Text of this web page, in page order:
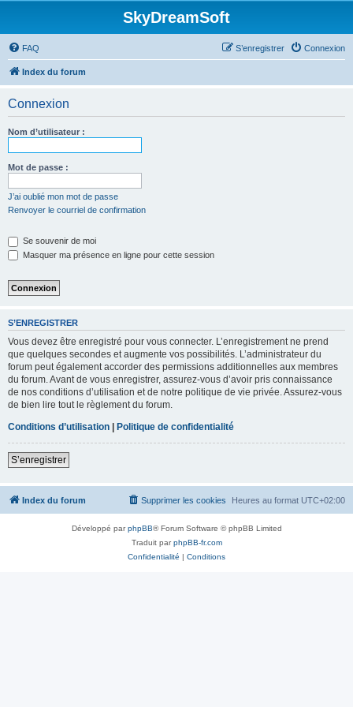
SkyDreamSoft
FAQ Connexion
S’enregistrer
Index du forum
Connexion
Nom d’utilisateur :
Mot de passe :
J’ai oublié mon mot de passe
Renvoyer le courriel de confirmation
Se souvenir de moi
Masquer ma présence en ligne pour cette session
S’ENREGISTRER
Vous devez être enregistré pour vous connecter. L’enregistrement ne prend
que quelques secondes et augmente vos possibilités. L’administrateur du
forum peut également accorder des permissions additionnelles aux membres
du forum. Avant de vous enregistrer, assurez-vous d’avoir pris connaissance
de nos conditions d’utilisation et de notre politique de vie privée. Assurez-vous
de bien lire tout le règlement du forum.
Conditions d’utilisation | Politique de confidentialité
S’enregistrer
Index du forum Heures au format UTC+02:00
Supprimer les cookies
Développé parphpBB® Forum Software © phpBB Limited
Traduit parphpBB-fr.com
Confidentialité | Conditions